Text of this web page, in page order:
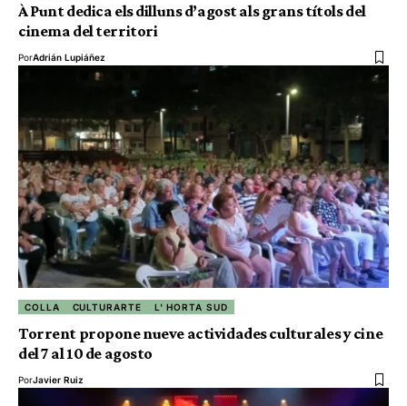
À Punt dedica els dilluns d’agost als grans títols del
cinema del territori
PorAdrián Lupiáñez
COLLA CULTURARTE L' HORTA SUD
Torrent propone nueve actividades culturales y cine
del 7 al 10 de agosto
PorJavier Ruiz